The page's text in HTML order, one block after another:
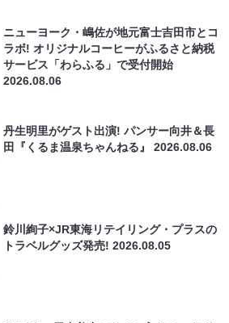
ニューヨーク・嶋佐が地元富士吉田市とコ
ラボ! オリジナルコーヒーがふるさと納税
サービス「わらふる」で受付開始
2026.08.06
丹生明里がゲスト出演! パンサー向井＆長
田『くるま温泉ちゃんねる』2026.08.06
鈴川絢子×JR東海リテイリング・プラスの
トラベルグッズ発売!2026.08.05